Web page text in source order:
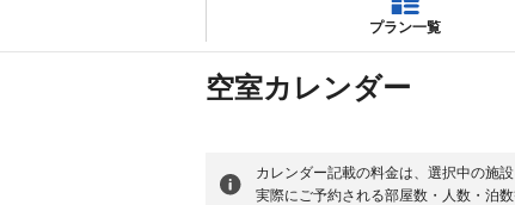
プラン一覧
空室カレンダー
カレンダー記載の料金は、選択中の施
実際にご予約される部屋数・人数・泊